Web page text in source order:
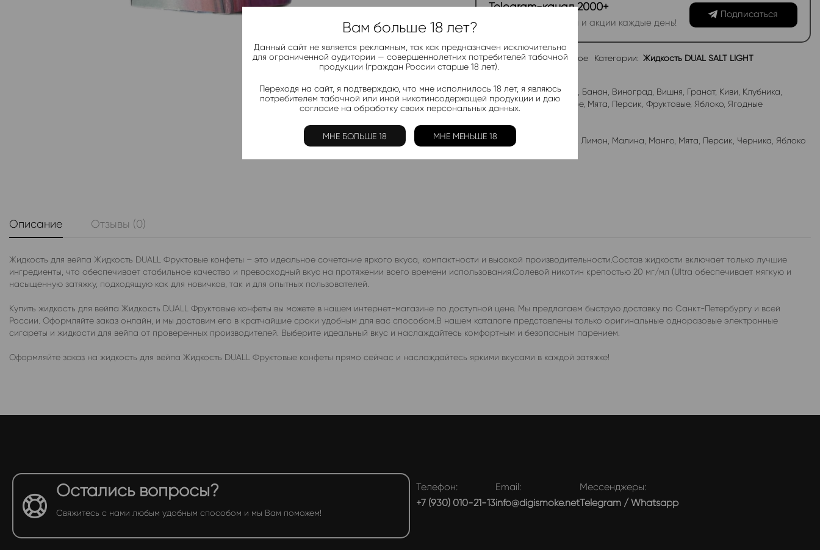
Telegram-канал 2000+
Актуальные новинки и акции каждые день!
Подписаться
Добавить в избранное Категории: Жидкость DUAL SALT LIGHT
Ананас,Арбуз,Бабл-Гам Банан Виноград Вишня Гранат, Киви Клубника
Лимон,Манго, Мороженое, Мята Персик Фруктовые, Яблоко, Ягодные
Жидкости:
Ананас
Арбуз Лимон Малина Манго, Мята Персик Черника Яблоко
Описание Отзывы (0)
Жидкость для вейпа Жидкость DUALL Фруктовые конфеты – это идеальное сочетание яркого вкуса, компактности и высокой производительности.Состав жидкости включает только лучшие
ингредиенты, что обеспечивает стабильное качество и превосходный вкус на протяжении всего времени использования.Солевой никотин крепостью 20 мг/мл (Ultra обеспечивает мягкую и
насыщенную затяжку, подходящую как для новичков, так и для опытных пользователей.
Купить жидкость для вейпа Жидкость DUALL Фруктовые конфеты вы можете в нашем интернет-магазине по доступной цене. Мы предлагаем быструю доставку по Санкт-Петербургу и всей
России. Оформляйте заказ онлайн, и мы доставим его в кратчайшие сроки удобным для вас способом.В нашем каталоге представлены только оригинальные одноразовые электронные
сигареты и жидкости для вейпа от проверенных производителей. Выберите идеальный вкус и наслаждайтесь комфортным и безопасным парением.
Оформляйте заказ на жидкость для вейпа Жидкость DUALL Фруктовые конфеты прямо сейчас и наслаждайтесь яркими вкусами в каждой затяжке!
Остались вопросы?
Свяжитесь с нами любым удобным способом и мы Вам поможем!
Телефон:
+7 (930) 010-21-13
Email:
info@digismoke.net
Мессенджеры:
Telegram / Whatsapp
Вам больше 18 лет?
Данный сайт не является рекламным, так как предназначен исключительно
для ограниченной аудитории — совершеннолетних потребителей табачной
продукции (граждан России старше 18 лет).
Переходя на сайт, я подтверждаю, что мне исполнилось 18 лет, я являюсь
потребителем табачной или иной никотинсодержащей продукции и даю
согласие на обработку своих персональных данных.
МНЕ БОЛЬШЕ 18 МНЕ МЕНЬШЕ 18